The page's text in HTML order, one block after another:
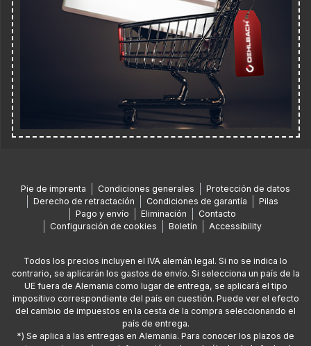
Pie de imprenta Condiciones generales
Protección de datos
Derecho de retractación
Condiciones de garantía
Pilas
Pago y envío
Eliminación
Contacto
Configuración de cookies
Boletín Accessibility
Todos los precios incluyen el IVA alemán legal. Si no se indica lo
contrario, se aplicarán los gastos de envío. Si selecciona un país de la
UE fuera de Alemania como lugar de entrega, se aplicará el tipo
impositivo correspondiente del país en cuestión. Puede ver el efecto
del cambio de impuestos en la cesta de la compra seleccionando el
país de entrega.
*) Se aplica a las entregas en Alemania. Para conocer los plazos de